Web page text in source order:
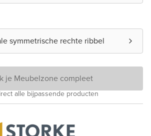
symmetrische rechte ribbel
je Meubelzone compleet
alle bijpassende producten